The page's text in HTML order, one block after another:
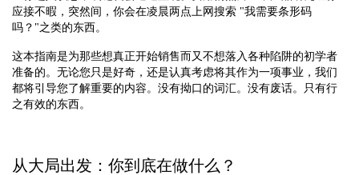
应接不暇，突然间，你会在凌晨两点上网搜索 "我需要条形码
吗？"之类的东西。
这本指南是为那些想真正开始销售而又不想落入各种陷阱的初学者
准备的。无论您只是好奇，还是认真考虑将其作为一项事业，我们
都将引导您了解重要的内容。没有拗口的词汇。没有废话。只有行
之有效的东西。
从大局出发：你到底在做什么？